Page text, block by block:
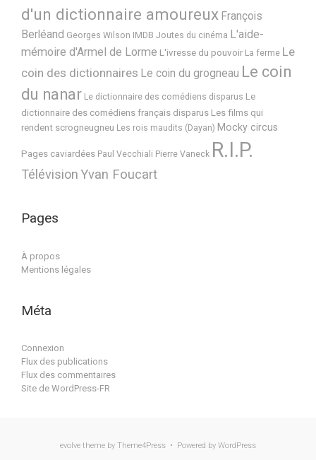
d'un dictionnaire amoureux François
Berléand Georges Wilson IMDB Joutes du cinéma L'aide-
mémoire d'Armel de Lorme L'ivresse du pouvoir La ferme Le
coin des dictionnaires Le coin du grogneau Le coin
du nanar Le dictionnaire des comédiens disparus Le
dictionnaire des comédiens français disparus Les films qui
rendent scrogneugneu Les rois maudits (Dayan) Mocky circus
Pages caviardées Paul Vecchiali Pierre Vaneck R.I.P.
TélévisionYvan Foucart
Pages
À propos
Mentions légales
Méta
Connexion
Flux des publications
Flux des commentaires
Site de WordPress-FR
evolve theme by Theme4Press • Powered by WordPress